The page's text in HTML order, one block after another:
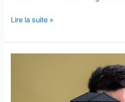
Lire la suite »